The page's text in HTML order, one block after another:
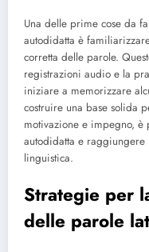
Una delle prime cose da
autodidatta è
corretta delle parole.
registrazioni audio e la
iniziare a memorizzare
costruire una base solida
motivazione e impegno,
autodidatta e raggiungere
linguistica.
Strategie per
delle parole